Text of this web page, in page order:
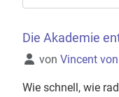
Die Akademie
Details
von Vincent
Wie schnell, wie